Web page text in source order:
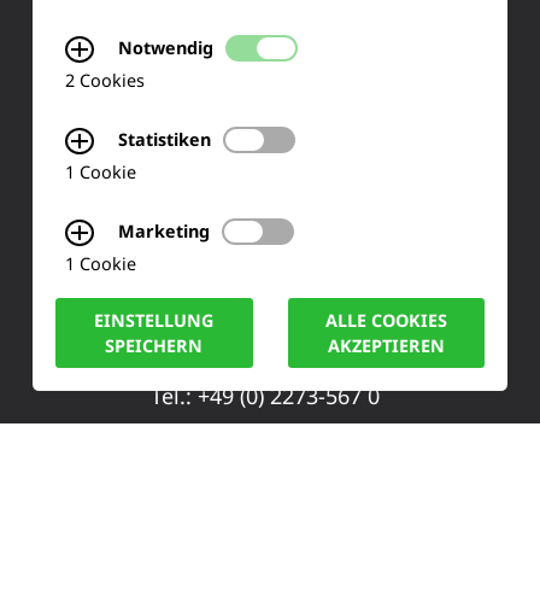
FAQ
KONTAKT
50170 Kerpen
Tel.: +49 (0) 2273-567 0
Notwendig
2 Cookies
Statistiken
1 Cookie
Marketing
1 Cookie
EINSTELLUNG
SPEICHERN
ALLE COOKIES
AKZEPTIEREN